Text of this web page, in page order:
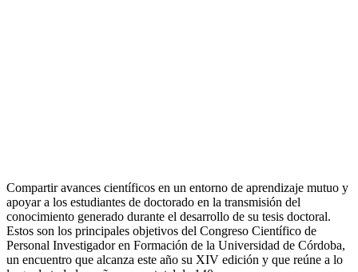
Compartir avances científicos en un entorno de aprendizaje mutuo y
apoyar a los estudiantes de doctorado en la transmisión del
conocimiento generado durante el desarrollo de su tesis doctoral.
Estos son los principales objetivos del Congreso Científico de
Personal Investigador en Formación de la Universidad de Córdoba,
un encuentro que alcanza este año su XIV edición y que reúne a lo